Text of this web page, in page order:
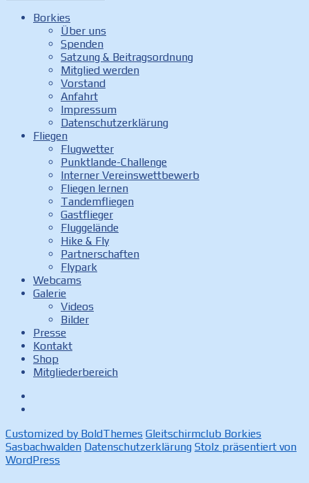
Borkies
Über uns
Spenden
Satzung & Beitragsordnung
Mitglied werden
Vorstand
Anfahrt
Impressum
Datenschutzerklärung
Fliegen
Flugwetter
Punktlande-Challenge
Interner Vereinswettbewerb
Fliegen lernen
Tandemfliegen
Gastflieger
Fluggelände
Hike & Fly
Partnerschaften
Flypark
Webcams
Galerie
Videos
Bilder
Presse
Kontakt
Shop
Mitgliederbereich
Customized by BoldThemes Gleitschirmclub Borkies
Sasbachwalden Datenschutzerklärung Stolz präsentiert von
WordPress